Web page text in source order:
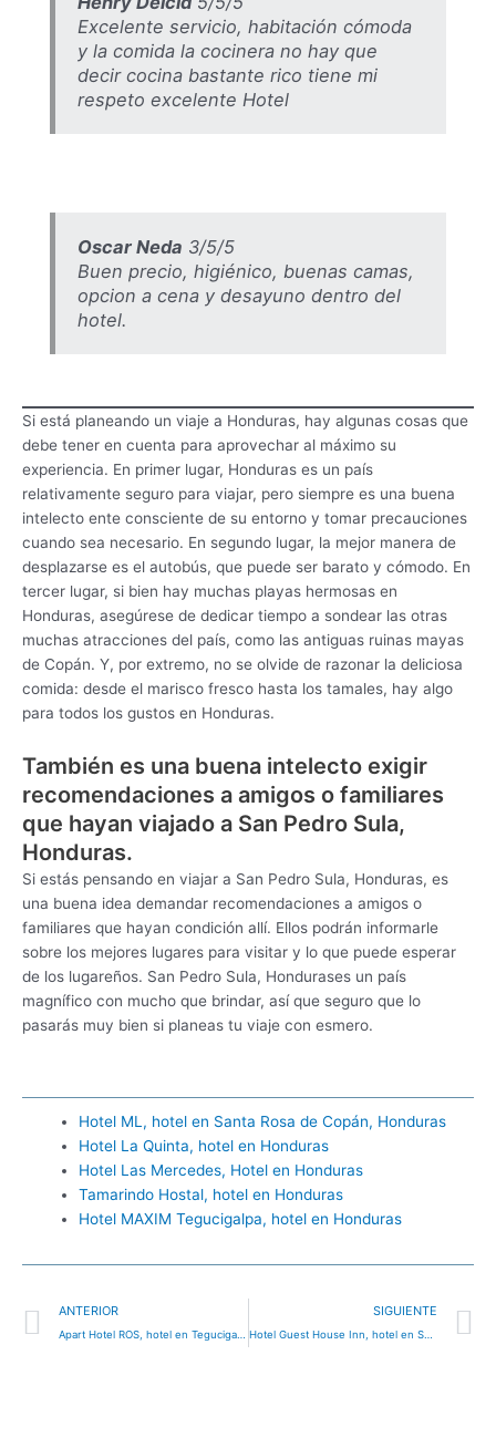
Excelente servicio, habitación cómoda
y la comida la cocinera no hay que
decir cocina bastante rico tiene mi
respeto excelente Hotel
Oscar Neda 3/5/5
Buen precio, higiénico, buenas camas,
opcion a cena y desayuno dentro del
hotel.
Si está planeando un viaje a Honduras, hay algunas cosas que
debe tener en cuenta para aprovechar al máximo su
experiencia. En primer lugar, Honduras es un país
relativamente seguro para viajar, pero siempre es una buena
intelecto ente consciente de su entorno y tomar precauciones
cuando sea necesario. En segundo lugar, la mejor manera de
desplazarse es el autobús, que puede ser barato y cómodo. En
tercer lugar, si bien hay muchas playas hermosas en
Honduras, asegúrese de dedicar tiempo a sondear las otras
muchas atracciones del país, como las antiguas ruinas mayas
de Copán. Y, por extremo, no se olvide de razonar la deliciosa
comida: desde el marisco fresco hasta los tamales, hay algo
para todos los gustos en Honduras.
También es una buena intelecto exigir
recomendaciones a amigos o familiares
que hayan viajado a San Pedro Sula,
Honduras.
Si estás pensando en viajar a San Pedro Sula, Honduras, es
una buena idea demandar recomendaciones a amigos o
familiares que hayan condición allí. Ellos podrán informarle
sobre los mejores lugares para visitar y lo que puede esperar
de los lugareños. San Pedro Sula, Hondurases un país
magnífico con mucho que brindar, así que seguro que lo
pasarás muy bien si planeas tu viaje con esmero.
Hotel ML, hotel en Santa Rosa de Copán, Honduras
Hotel La Quinta, hotel en Honduras
Hotel Las Mercedes, Hotel en Honduras
Tamarindo Hostal, hotel en Honduras
Hotel MAXIM Tegucigalpa, hotel en Honduras
Ant
ANTERIOR SIGUIENTE
Hotel Guest House Inn, hotel en San Pedro Sula, Honduras